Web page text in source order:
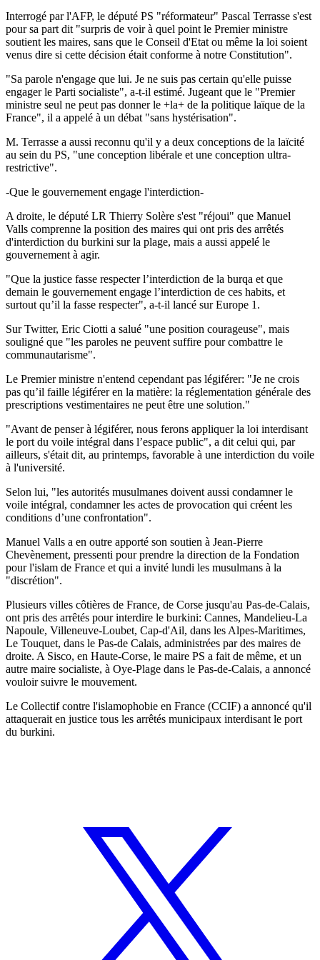
Interrogé par l'AFP, le député PS "réformateur" Pascal Terrasse s'est
pour sa part dit "surpris de voir à quel point le Premier ministre
soutient les maires, sans que le Conseil d'Etat ou même la loi soient
venus dire si cette décision était conforme à notre Constitution".
"Sa parole n'engage que lui. Je ne suis pas certain qu'elle puisse
engager le Parti socialiste", a-t-il estimé. Jugeant que le "Premier
ministre seul ne peut pas donner le +la+ de la politique laïque de la
France", il a appelé à un débat "sans hystérisation".
M. Terrasse a aussi reconnu qu'il y a deux conceptions de la laïcité
au sein du PS, "une conception libérale et une conception ultra-
restrictive".
-Que le gouvernement engage l'interdiction-
A droite, le député LR Thierry Solère s'est "réjoui" que Manuel
Valls comprenne la position des maires qui ont pris des arrêtés
d'interdiction du burkini sur la plage, mais a aussi appelé le
gouvernement à agir.
"Que la justice fasse respecter l’interdiction de la burqa et que
demain le gouvernement engage l’interdiction de ces habits, et
surtout qu’il la fasse respecter", a-t-il lancé sur Europe 1.
Sur Twitter, Eric Ciotti a salué "une position courageuse", mais
souligné que "les paroles ne peuvent suffire pour combattre le
communautarisme".
Le Premier ministre n'entend cependant pas légiférer: "Je ne crois
pas qu’il faille légiférer en la matière: la réglementation générale des
prescriptions vestimentaires ne peut être une solution."
"Avant de penser à légiférer, nous ferons appliquer la loi interdisant
le port du voile intégral dans l’espace public", a dit celui qui, par
ailleurs, s'était dit, au printemps, favorable à une interdiction du voile
à l'université.
Selon lui, "les autorités musulmanes doivent aussi condamner le
voile intégral, condamner les actes de provocation qui créent les
conditions d’une confrontation".
Manuel Valls a en outre apporté son soutien à Jean-Pierre
Chevènement, pressenti pour prendre la direction de la Fondation
pour l'islam de France et qui a invité lundi les musulmans à la
"discrétion".
Plusieurs villes côtières de France, de Corse jusqu'au Pas-de-Calais,
ont pris des arrêtés pour interdire le burkini: Cannes, Mandelieu-La
Napoule, Villeneuve-Loubet, Cap-d'Ail, dans les Alpes-Maritimes,
Le Touquet, dans le Pas-de Calais, administrées par des maires de
droite. A Sisco, en Haute-Corse, le maire PS a fait de même, et un
autre maire socialiste, à Oye-Plage dans le Pas-de-Calais, a annoncé
vouloir suivre le mouvement.
Le Collectif contre l'islamophobie en France (CCIF) a annoncé qu'il
attaquerait en justice tous les arrêtés municipaux interdisant le port
du burkini.